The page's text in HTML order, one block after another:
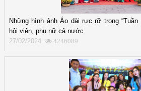
Những hình ảnh Áo dài rực rỡ trong “Tuần
hội viên, phụ nữ cả nước
27/02/2024
4246089